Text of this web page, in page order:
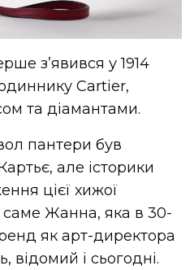
з’явився у 1914
Cartier,
та діамантами.
пантери був
але історики
цієї хижої
Жанна, яка в 30-
як арт-директора
відомий і сьогодні.